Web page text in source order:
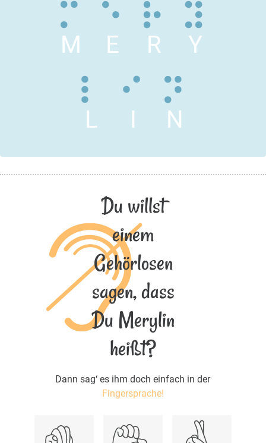
M E R Y
L I N
Du willst
einem
Gehörlosen
sagen, dass
Du Merylin
heißt?
Dann sag‘ es ihm doch einfach in der
Fingersprache!